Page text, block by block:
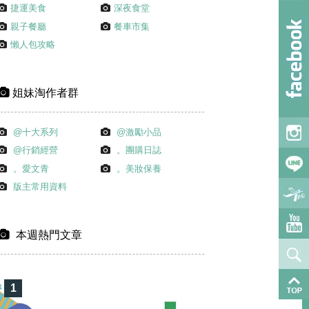
捷運美食
深夜食堂
親子餐廳
餐車市集
懶人包攻略
姐妹淘作者群
@十大系列
@激勵小品
@行銷經營
。團購日誌
。愛文青
。美妝保養
版主常用資料
本週熱門文章
1